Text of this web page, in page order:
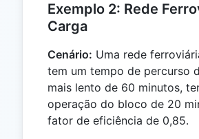
Exemplo 2: Rede
Carga
Cenário: Uma rede
tem um tempo de percurso
mais lento de 60 minutos,
operação do bloco de 20
fator de eficiência de 0,85.